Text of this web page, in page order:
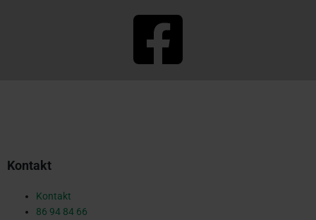
F
Kontakt
Kontakt
86 94 84 66